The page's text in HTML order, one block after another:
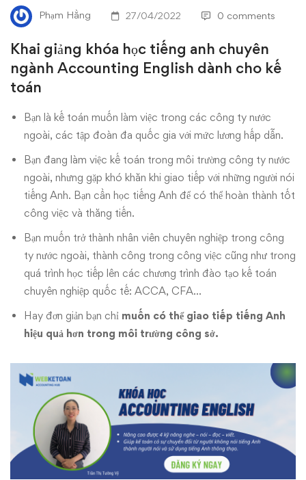
tiếng
anh
chuyên
ngành
Accounting
English
dành
cho
kế
toán
Phạm Hằng 27/04/2022 0 comments
Khai giảng khóa học tiếng anh chuyên
ngành Accounting English dành cho kế
toán
Bạn là kế toán muốn làm việc trong các công ty nước
ngoài, các tập đoàn đa quốc gia với mức lương hấp dẫn.
Bạn đang làm việc kế toán trong môi trường công ty nước
ngoài, nhưng gặp khó khăn khi giao tiếp với những người nói
tiếng Anh. Bạn cần học tiếng Anh để có thể hoàn thành tốt
công việc và thăng tiến.
Bạn muốn trở thành nhân viên chuyên nghiệp trong công
ty nước ngoài, thành công trong công việc cũng như trong
quá trình học tiếp lên các chương trình đào tạo kế toán
chuyên nghiệp quốc tế: ACCA, CFA…
Hay đơn giản bạn chỉ muốn có thể giao tiếp tiếng Anh
hiệu quả hơn trong môi trường công sở.